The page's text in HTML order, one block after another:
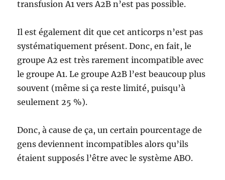
transfusion A1 vers A2B n’est pas possible.
Il est également dit que cet anticorps n’est pas
systématiquement présent. Donc, en fait, le
groupe A2 est très rarement incompatible avec
le groupe A1. Le groupe A2B l’est beaucoup plus
souvent (même si ça reste limité, puisqu’à
seulement 25 %).
Donc, à cause de ça, un certain pourcentage de
gens deviennent incompatibles alors qu’ils
étaient supposés l’être avec le système ABO.